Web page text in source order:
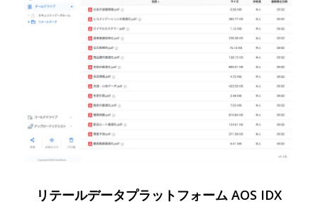
リテールデータプラットフォーム AOS IDX